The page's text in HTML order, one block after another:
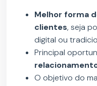
Melhor forma
clientes, seja
digital ou
Principal
O objetivo do